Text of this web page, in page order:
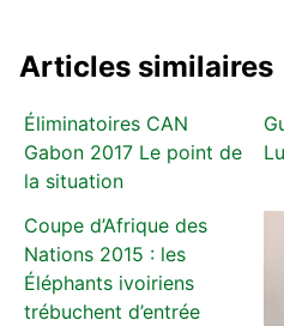
Articles similaires
Éliminatoires CAN
Gabon 2017 Le point de
la situation
Coupe d’Afrique des
Nations 2015 : les
Éléphants ivoiriens
trébuchent d’entrée